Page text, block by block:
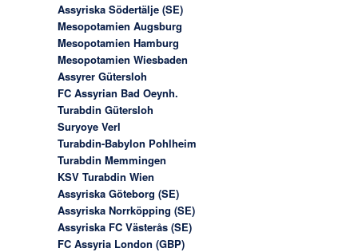
Assyriska Södertälje (SE)
Mesopotamien Augsburg
Mesopotamien Hamburg
Mesopotamien Wiesbaden
Assyrer Gütersloh
FC Assyrian Bad Oeynh.
Turabdin Gütersloh
Suryoye Verl
Turabdin-Babylon Pohlheim
Turabdin Memmingen
KSV Turabdin Wien
Assyriska Göteborg (SE)
Assyriska Norrköpping (SE)
Assyriska FC Västerås (SE)
FC Assyria London (GBP)